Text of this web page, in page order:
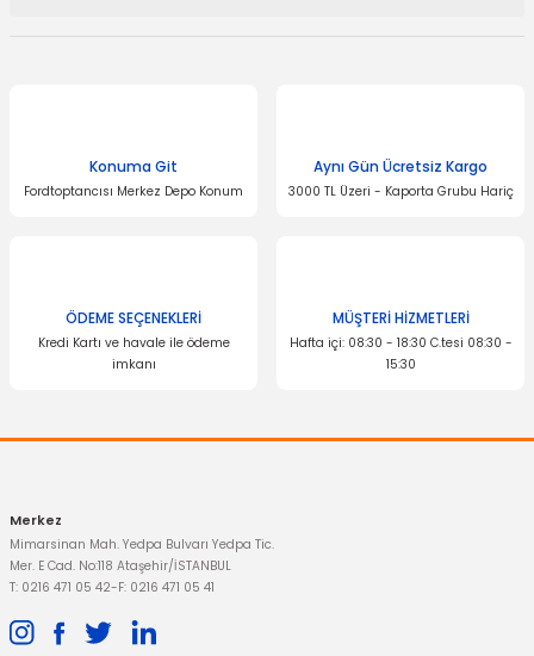
Ürün resmi kalitesiz, bozuk veya görüntülenemiyor.
Bu ürüne benzer farklı alternatifler olmalı.
Konuma Git
Fordtoptancısı Merkez Depo Konum
Aynı Gün Ücretsiz Kargo
3000 TL Üzeri - Kaporta Grubu Hariç
ÖDEME SEÇENEKLERİ
Kredi Kartı ve havale ile ödeme
imkanı
MÜŞTERİ HİZMETLERİ
Hafta içi: 08:30 - 18:30 C.tesi 08:30 -
15:30
Merkez
Mimarsinan Mah. Yedpa Bulvarı Yedpa Tic.
Mer. E Cad. No:118 Ataşehir/İSTANBUL
T: 0216 471 05 42-F: 0216 471 05 41